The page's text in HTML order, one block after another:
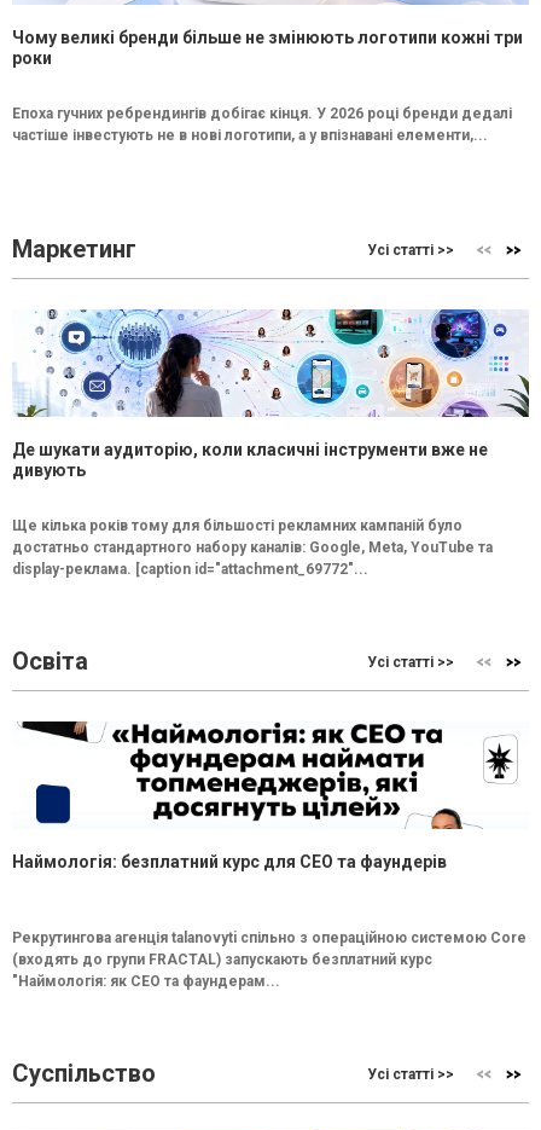
Чому великі бренди більше не змінюють логотипи кожні три
роки
Епоха гучних ребрендингів добігає кінця. У 2026 році бренди дедалі
частіше інвестують не в нові логотипи, а у впізнавані елементи,...
Маркетинг Усі статті >>
Де шукати аудиторію, коли класичні інструменти вже не
дивують
Ще кілька років тому для більшості рекламних кампаній було
достатньо стандартного набору каналів: Google, Meta, YouTube та
display-реклама. [caption id="attachment_69772"...
Освіта Усі статті >>
Наймологія: безплатний курс для CEO та фаундерів
Рекрутингова агенція talanovyti спільно з операційною системою Core
(входять до групи FRACTAL) запускають безплатний курс
"Наймологія: як СEO та фаундерам...
Суспільство Усі статті >>